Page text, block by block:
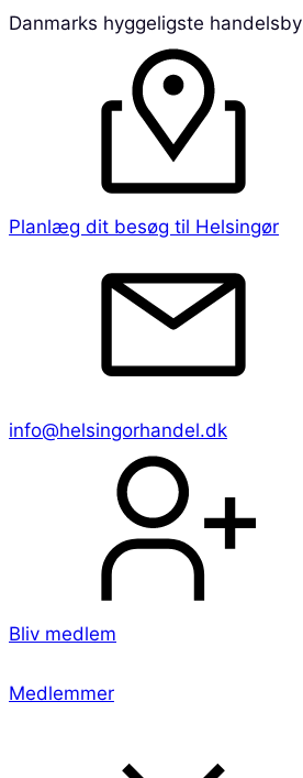
Danmarks hyggeligste handelsby
Planlæg dit besøg til Helsingør
info@helsingorhandel.dk
Bliv medlem
Medlemmer